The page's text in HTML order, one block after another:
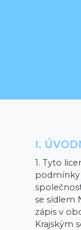
I.
1. Tyto
podmínky
se sídlem
zápis v
Krajským